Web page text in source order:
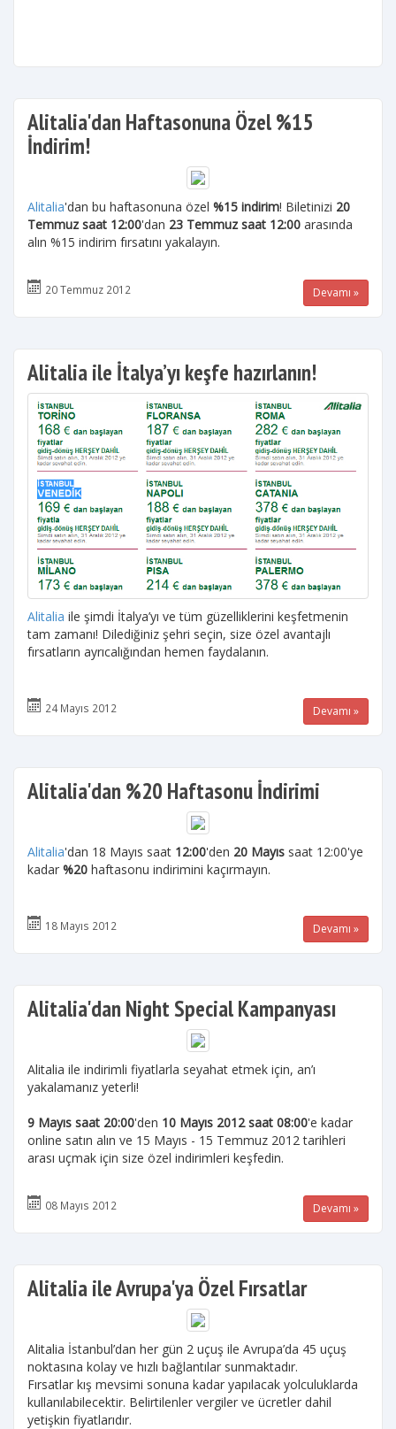
Alitalia'dan Haftasonuna Özel %15
İndirim!
Alitalia'dan bu haftasonuna özel %15 indirim! Biletinizi 20
Temmuz saat 12:00'dan 23 Temmuz saat 12:00 arasında
alın %15 indirim fırsatını yakalayın.
20 Temmuz 2012 Devamı »
Alitalia ile İtalya’yı keşfe hazırlanın!
Alitalia ile şimdi İtalya’yı ve tüm güzelliklerini keşfetmenin
tam zamanı! Dilediğiniz şehri seçin, size özel avantajlı
fırsatların ayrıcalığından hemen faydalanın.
24 Mayıs 2012 Devamı »
Alitalia'dan %20 Haftasonu İndirimi
Alitalia'dan 18 Mayıs saat 12:00'den 20 Mayıs saat 12:00'ye
kadar %20 haftasonu indirimini kaçırmayın.
18 Mayıs 2012 Devamı »
Alitalia'dan Night Special Kampanyası
Alitalia ile indirimli fiyatlarla seyahat etmek için, an’ı
yakalamanız yeterli!
9 Mayıs saat 20:00'den 10 Mayıs 2012 saat 08:00'e kadar
online satın alın ve 15 Mayıs - 15 Temmuz 2012 tarihleri
arası uçmak için size özel indirimleri keşfedin.
08 Mayıs 2012 Devamı »
Alitalia ile Avrupa'ya Özel Fırsatlar
Alitalia İstanbul’dan her gün 2 uçuş ile Avrupa’da 45 uçuş
noktasına kolay ve hızlı bağlantılar sunmaktadır.
Fırsatlar kış mevsimi sonuna kadar yapılacak yolculuklarda
kullanılabilecektir. Belirtilenler vergiler ve ücretler dahil
yetişkin fiyatlarıdır.